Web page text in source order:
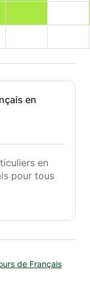
en
en
pour tous
leçon et
et
de Français